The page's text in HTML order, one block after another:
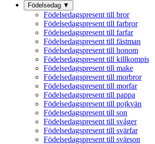
Födelsedag ▼
Födelsedagspresent till bror
Födelsedagspresent till farbror
Födelsedagspresent till farfar
Födelsedagspresent till fästman
Födelsedagspresent till honom
Födelsedagspresent till killkompis
Födelsedagspresent till make
Födelsedagspresent till morbror
Födelsedagspresent till morfar
Födelsedagspresent till pappa
Födelsedagspresent till pojkvän
Födelsedagspresent till son
Födelsedagspresent till svåger
Födelsedagspresent till svärfar
Födelsedagspresent till svärson